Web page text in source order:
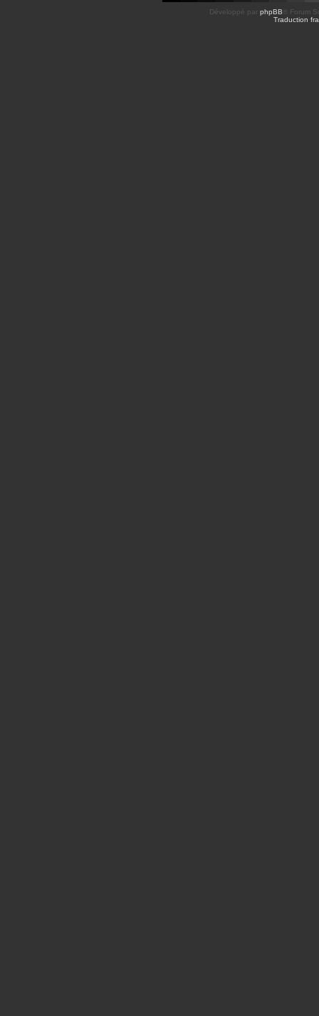
Développé par phpBB ® Forum
Traduction